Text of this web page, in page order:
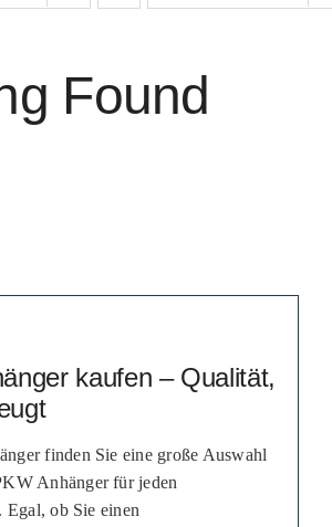
Found
kaufen – Qualität,
finden Sie eine große Auswahl
Anhänger für jeden
Egal, ob Sie einen